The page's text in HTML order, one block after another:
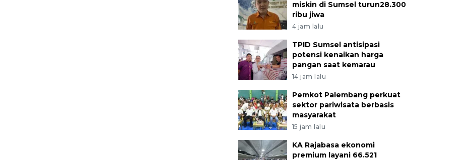
miskin di Sumsel turun28.300
ribu jiwa
4 jam lalu
TPID Sumsel antisipasi
potensi kenaikan harga
pangan saat kemarau
14 jam lalu
Pemkot Palembang perkuat
sektor pariwisata berbasis
masyarakat
15 jam lalu
KA Rajabasa ekonomi
premium layani 66.521